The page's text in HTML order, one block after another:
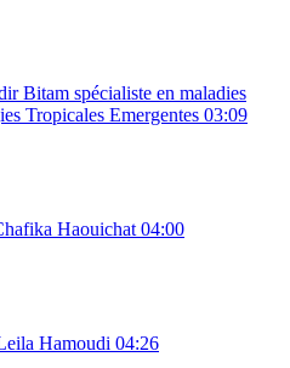
Bitam spécialiste en maladies
Tropicales Emergentes 03:09
Haouichat 04:00
Hamoudi 04:26